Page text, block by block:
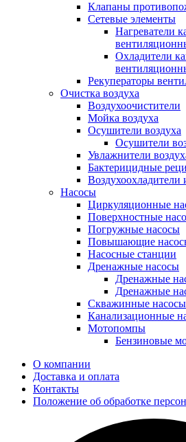
Клапаны
Сетевые элементы
Нагреватели
Охладители
Рекуператоры
Очистка воздуха
Воздухоочистители
Мойка воздуха
Осушители воздуха
Осушители
Увлажнители
Бактерицидные
Воздухоохладители
Насосы
Циркуляционные
Поверхностные
Погружные насосы
Повышающие
Насосные станции
Дренажные насосы
Дренажные
Дренажные
Скважинные насосы
Канализационные
Мотопомпы
Бензиновые
О компании
Доставка и оплата
Контакты
Положение об обработке